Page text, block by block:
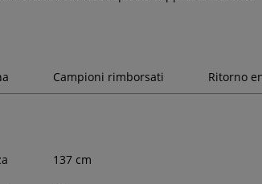
Campioni rimborsati Ritorno
137 cm